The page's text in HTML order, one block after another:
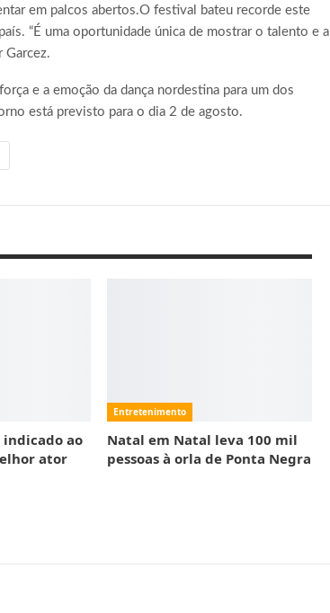
em palcos abertos.O festival bateu recorde este
“É uma oportunidade única de mostrar o talento e a
Garcez.
e a emoção da dança nordestina para um dos
está previsto para o dia 2 de agosto.
ao
ator
Entretenimento
Natal em Natal leva 100 mil
pessoas à orla de Ponta Negra